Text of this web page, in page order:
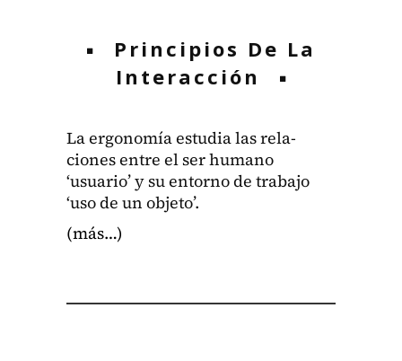
Principios De La
Interacción
La ergonomía estu­dia las rela­
ciones entre el ser humano
‘usuario’ y su entorno de tra­ba­jo
‘uso de un obje­to’.
(más…)